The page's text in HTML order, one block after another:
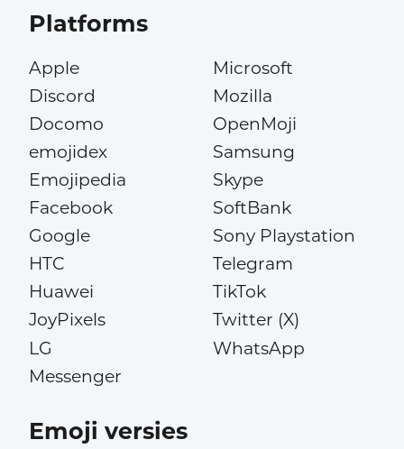
Platforms
Apple
Discord
Docomo
emojidex
Emojipedia
Facebook
Google
HTC
Huawei
JoyPixels
LG
Messenger
Microsoft
Mozilla
OpenMoji
Samsung
Skype
SoftBank
Sony Playstation
Telegram
TikTok
Twitter (X)
WhatsApp
Emoji versies